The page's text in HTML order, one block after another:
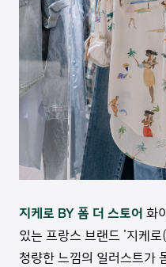
지케로 BY 폼 더 스토어 화
있는 프랑스 브랜드 '지케
청량한 느낌의 일러스트가